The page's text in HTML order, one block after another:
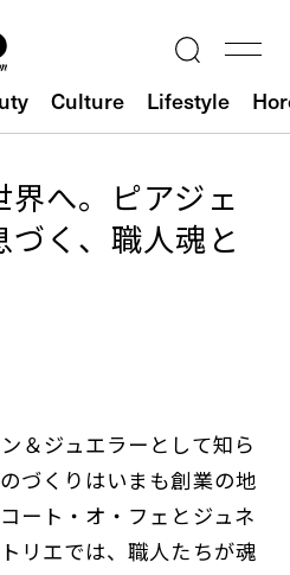
Culture Lifestyle
へ。ピアジェ
く、職人魂と
＆ジュエラーとして知ら
づくりはいまも創業の地
ート・オ・フェとジュネ
リエでは、職人たちが魂